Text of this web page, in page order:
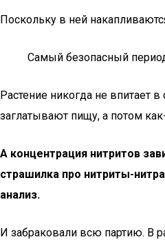
Поскольку в ней
Самый безопасный
Растение никогда не впитает
заглатывают пищу, а потом
А концентрация нитритов
страшилка про нитриты-
анализ.
И забраковали всю партию. В